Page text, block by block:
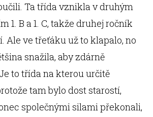
Ta třída vznikla v druhým
1. B a 1. C, takže druhej ročník
Ale ve třeťáku už to klapalo, no
snažila, aby zdárně
to třída na kterou určitě
tam bylo dost starostí,
společnými silami překonali,